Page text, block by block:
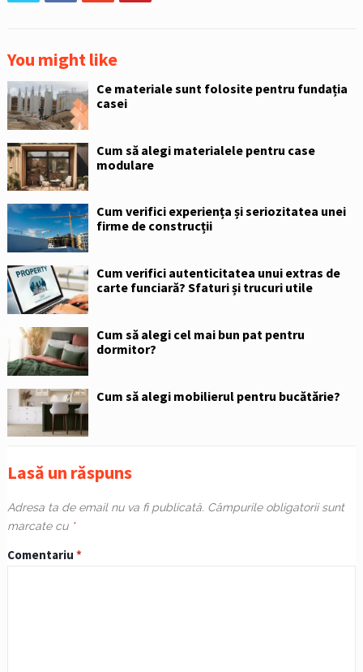
You might like
Ce materiale sunt folosite pentru fundația
casei
Cum să alegi materialele pentru case
modulare
Cum verifici experiența și seriozitatea unei
firme de construcții
Cum verifici autenticitatea unui extras de
carte funciară? Sfaturi și trucuri utile
Cum să alegi cel mai bun pat pentru
dormitor?
Cum să alegi mobilierul pentru bucătărie?
Lasă un răspuns
Adresa ta de email nu va fi publicată. Câmpurile obligatorii sunt
marcate cu *
Comentariu *